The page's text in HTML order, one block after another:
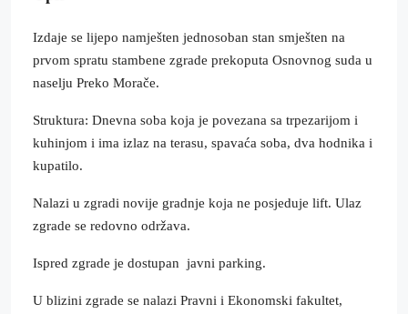
Izdaje se lijepo namješten jednosoban stan smješten na
prvom spratu stambene zgrade prekoputa Osnovnog suda u
naselju Preko Morače.
Struktura: Dnevna soba koja je povezana sa trpezarijom i
kuhinjom i ima izlaz na terasu, spavaća soba, dva hodnika i
kupatilo.
Nalazi u zgradi novije gradnje koja ne posjeduje lift. Ulaz
zgrade se redovno održava.
Ispred zgrade je dostupan javni parking.
U blizini zgrade se nalazi Pravni i Ekonomski fakultet,